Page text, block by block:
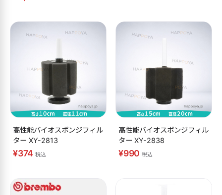
高性能バイオスポンジフィル
ター XY-2813
¥374税込
高性能バイオスポンジフィル
ター XY-2838
¥990税込